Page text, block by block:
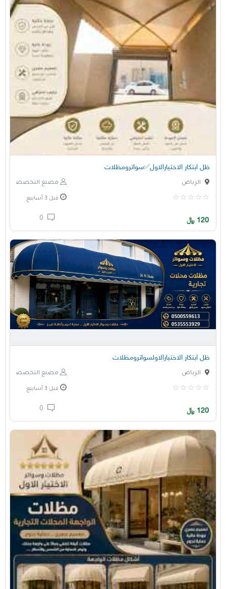
ظل ابتكار الاختيارالاول✅سواترومظلات
مصنع التخصصي الرياض
قبل 3 أسابيع
120 ﷼
ظل ابتكار الاختيارالاولسواترومظلات
مصنع التخصصي الرياض
قبل 3 أسابيع
120 ﷼